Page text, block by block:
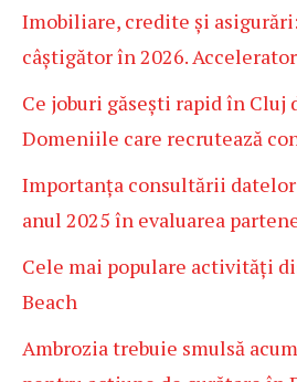
Imobiliare, credite și
câștigător în 2026.
Ce joburi găsești rapid în Cluj
Domeniile care recrutează
Importanța consultării
anul 2025 în evaluarea
Cele mai populare activități
Beach
Ambrozia trebuie smulsă